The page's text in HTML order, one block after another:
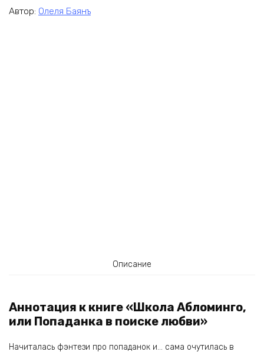
Автор: Олеля Баянъ
Описание
Аннотация к книге «Школа Абломинго,
или Попаданка в поиске любви»
Начиталась фэнтези про попаданок и… сама очутилась в